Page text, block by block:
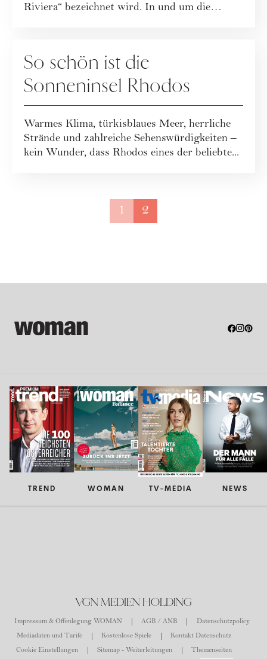
Riviera“ bezeichnet wird. In und um die
So schön ist die
Sonneninsel Rhodos
Warmes Klima, türkisblaues Meer, herrliche
Strände und zahlreiche Sehenswürdigkeiten –
kein Wunder, dass Rhodos eines der beliebte...
1 2
TREND WOMAN TV-MEDIA NEWS
VGN MEDIEN HOLDING
Impressum & Offenlegung WOMAN AGB / ANB
Datenschutzpolicy
Mediadaten und Tarife
Kostenlose Spiele
Kontakt Datenschutz
Cookie Einstellungen
Sitemap - Weiterleitungen Themenseiten